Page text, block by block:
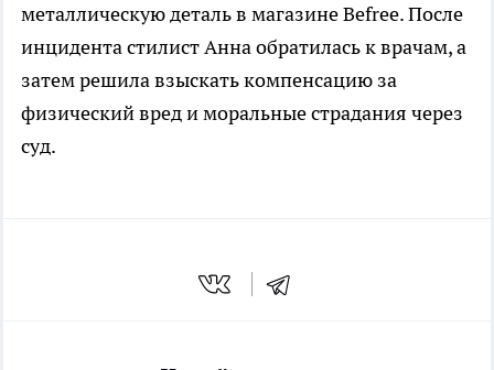
металлическую деталь в магазине Befree. После
инцидента стилист Анна обратилась к врачам, а
затем решила взыскать компенсацию за
физический вред и моральные страдания через
суд.